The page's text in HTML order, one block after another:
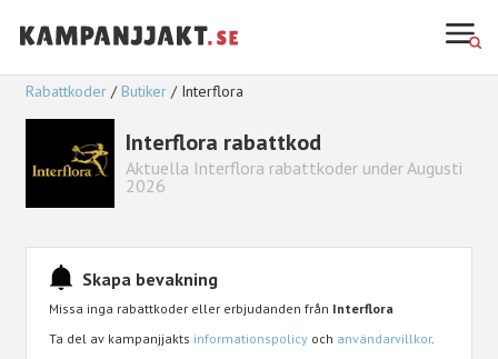
Rabattkoder Butiker Interflora
Interflora rabattkod
Aktuella Interflora rabattkoder under Augusti
2026
Skapa bevakning
Missa inga rabattkoder eller erbjudanden från Interflora
Ta del av kampanjjakts informationspolicy och användarvillkor.